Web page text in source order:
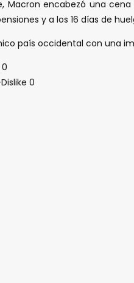
Macron encabezó una
y a los 16 días de
país occidental con una
0
0